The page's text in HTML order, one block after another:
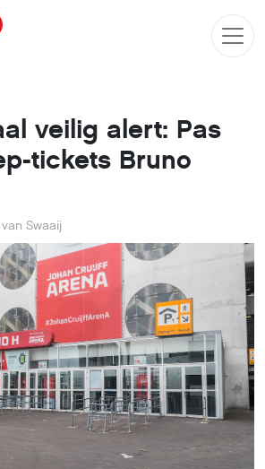
veilig alert: Pas
tickets Bruno
Swaaij